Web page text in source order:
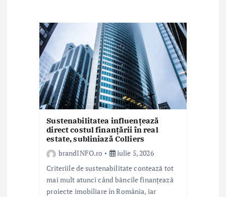
Sustenabilitatea influențează
direct costul finanțării în real
estate, subliniază Colliers
brandINFO.ro
iulie 5, 2026
Criteriile de sustenabilitate contează tot
mai mult atunci când băncile finanțează
proiecte imobiliare în România, iar